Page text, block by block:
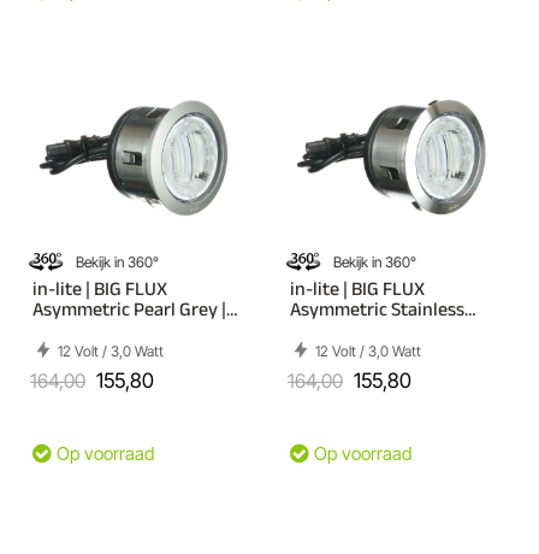
Bekijk in 360°
in-lite | BIG FLUX
Asymmetric Pearl Grey |
12 Volt / 3,0 Watt
164,00 155,80
Op voorraad
Bekijk in 360°
in-lite | BIG FLUX
Asymmetric Stainless
12 Volt / 3,0 Watt
164,00 155,80
Op voorraad